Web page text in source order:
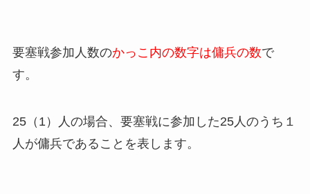
要塞戦参加人数のかっこ内の数字は傭兵の数で
す。
25（1）人の場合、要塞戦に参加した25人のうち１
人が傭兵であることを表します。